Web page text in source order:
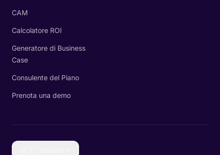
CAM
Calcolatore ROI
Generatore di Business
Case
Consulente del Piano
Prenota una demo